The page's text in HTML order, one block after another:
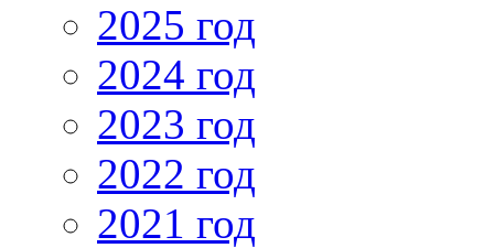
2025 год
2024 год
2023 год
2022 год
2021 год